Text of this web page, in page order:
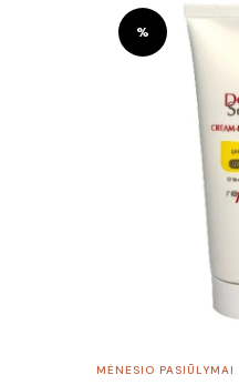
%
MĖNESIO PASIŪLYMAI